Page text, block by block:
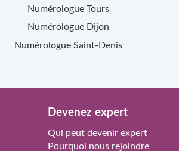
Numérologue Tours
Numérologue Dijon
Numérologue Saint-Denis
Devenez expert
Qui peut devenir expert
Pourquoi nous rejoindre